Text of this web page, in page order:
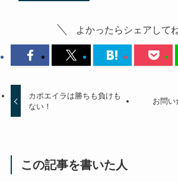
よかったらシェアして
カポエイラは勝ちも負けも
ない！
お問い
この記事を書いた人